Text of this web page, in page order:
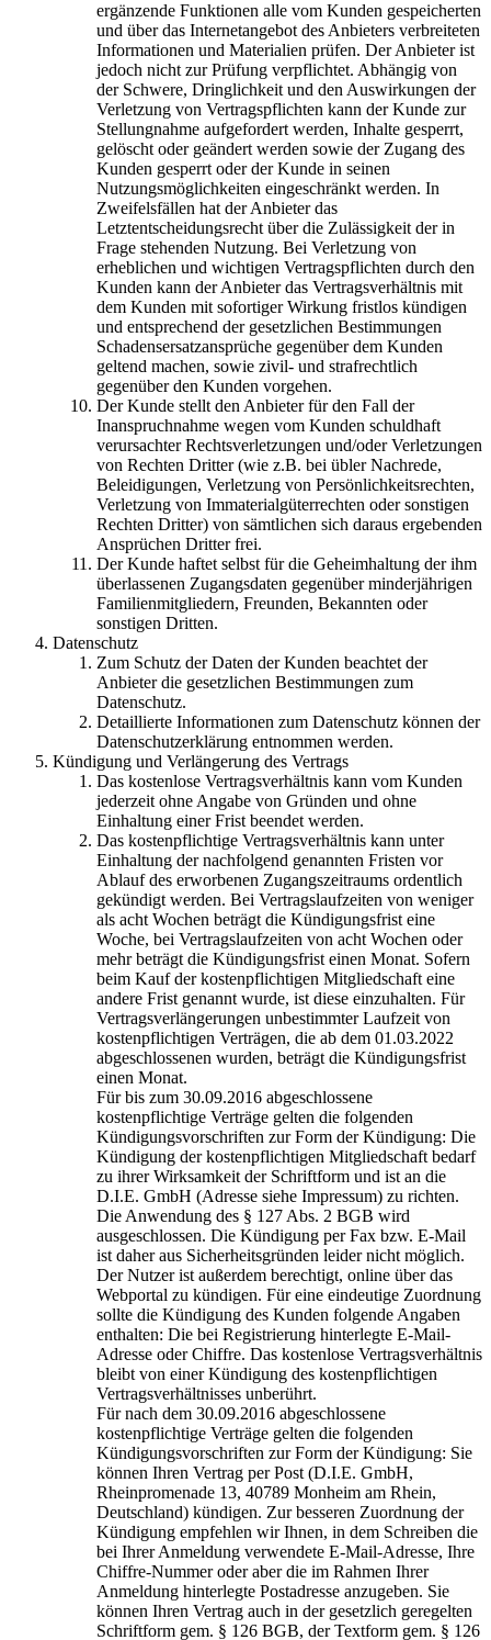
ergänzende Funktionen alle vom Kunden gespeicherten
und über das Internetangebot des Anbieters verbreiteten
Informationen und Materialien prüfen. Der Anbieter ist
jedoch nicht zur Prüfung verpflichtet. Abhängig von
der Schwere, Dringlichkeit und den Auswirkungen der
Verletzung von Vertragspflichten kann der Kunde zur
Stellungnahme aufgefordert werden, Inhalte gesperrt,
gelöscht oder geändert werden sowie der Zugang des
Kunden gesperrt oder der Kunde in seinen
Nutzungsmöglichkeiten eingeschränkt werden. In
Zweifelsfällen hat der Anbieter das
Letztentscheidungsrecht über die Zulässigkeit der in
Frage stehenden Nutzung. Bei Verletzung von
erheblichen und wichtigen Vertragspflichten durch den
Kunden kann der Anbieter das Vertragsverhältnis mit
dem Kunden mit sofortiger Wirkung fristlos kündigen
und entsprechend der gesetzlichen Bestimmungen
Schadensersatzansprüche gegenüber dem Kunden
geltend machen, sowie zivil- und strafrechtlich
gegenüber den Kunden vorgehen.
Der Kunde stellt den Anbieter für den Fall der
Inanspruchnahme wegen vom Kunden schuldhaft
verursachter Rechtsverletzungen und/oder Verletzungen
von Rechten Dritter (wie z.B. bei übler Nachrede,
Beleidigungen, Verletzung von Persönlichkeitsrechten,
Verletzung von Immaterialgüterrechten oder sonstigen
Rechten Dritter) von sämtlichen sich daraus ergebenden
Ansprüchen Dritter frei.
Der Kunde haftet selbst für die Geheimhaltung der ihm
überlassenen Zugangsdaten gegenüber minderjährigen
Familienmitgliedern, Freunden, Bekannten oder
sonstigen Dritten.
Datenschutz
Zum Schutz der Daten der Kunden beachtet der
Anbieter die gesetzlichen Bestimmungen zum
Datenschutz.
Detaillierte Informationen zum Datenschutz können der
Datenschutzerklärung entnommen werden.
Kündigung und Verlängerung des Vertrags
Das kostenlose Vertragsverhältnis kann vom Kunden
jederzeit ohne Angabe von Gründen und ohne
Einhaltung einer Frist beendet werden.
Das kostenpflichtige Vertragsverhältnis kann unter
Einhaltung der nachfolgend genannten Fristen vor
Ablauf des erworbenen Zugangszeitraums ordentlich
gekündigt werden. Bei Vertragslaufzeiten von weniger
als acht Wochen beträgt die Kündigungsfrist eine
Woche, bei Vertragslaufzeiten von acht Wochen oder
mehr beträgt die Kündigungsfrist einen Monat. Sofern
beim Kauf der kostenpflichtigen Mitgliedschaft eine
andere Frist genannt wurde, ist diese einzuhalten. Für
Vertragsverlängerungen unbestimmter Laufzeit von
kostenpflichtigen Verträgen, die ab dem 01.03.2022
abgeschlossenen wurden, beträgt die Kündigungsfrist
einen Monat.
Für bis zum 30.09.2016 abgeschlossene
kostenpflichtige Verträge gelten die folgenden
Kündigungsvorschriften zur Form der Kündigung: Die
Kündigung der kostenpflichtigen Mitgliedschaft bedarf
zu ihrer Wirksamkeit der Schriftform und ist an die
D.I.E. GmbH (Adresse siehe Impressum) zu richten.
Die Anwendung des § 127 Abs. 2 BGB wird
ausgeschlossen. Die Kündigung per Fax bzw. E-Mail
ist daher aus Sicherheitsgründen leider nicht möglich.
Der Nutzer ist außerdem berechtigt, online über das
Webportal zu kündigen. Für eine eindeutige Zuordnung
sollte die Kündigung des Kunden folgende Angaben
enthalten: Die bei Registrierung hinterlegte E-Mail-
Adresse oder Chiffre. Das kostenlose Vertragsverhältnis
bleibt von einer Kündigung des kostenpflichtigen
Vertragsverhältnisses unberührt.
Für nach dem 30.09.2016 abgeschlossene
kostenpflichtige Verträge gelten die folgenden
Kündigungsvorschriften zur Form der Kündigung: Sie
können Ihren Vertrag per Post (D.I.E. GmbH,
Rheinpromenade 13, 40789 Monheim am Rhein,
Deutschland) kündigen. Zur besseren Zuordnung der
Kündigung empfehlen wir Ihnen, in dem Schreiben die
bei Ihrer Anmeldung verwendete E-Mail-Adresse, Ihre
Chiffre-Nummer oder aber die im Rahmen Ihrer
Anmeldung hinterlegte Postadresse anzugeben. Sie
können Ihren Vertrag auch in der gesetzlich geregelten
Schriftform gem. § 126 BGB, der Textform gem. § 126